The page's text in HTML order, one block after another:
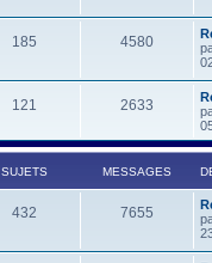
185 4580
121 2633
SUJETS MESSAGES
432 7655